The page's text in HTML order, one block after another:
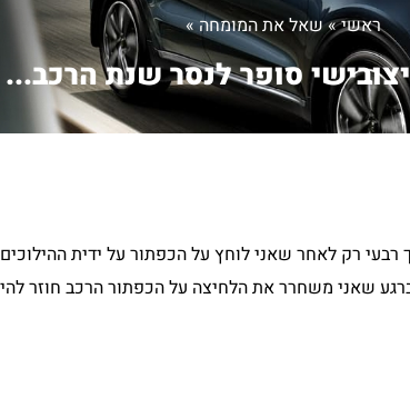
ראשי»שאל את המומחה»
סופר לנסר שנת הרכב...
רבעי רק לאחר שאני לוחץ על הכפתור על ידית
יורדים ל2500-3000 סל"ד והרכב נוסע יפה ברגע שאני משחרר את הלחיצה על הכפתור